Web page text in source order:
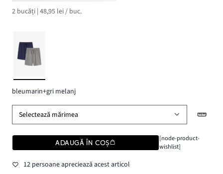
2 bucăți | 48,95 lei / buc.
bleumarin+gri melanj
Selectează mărimea
ADAUGĂ ÎN COȘ
[node-product-
wishlist]
12 persoane apreciează acest articol